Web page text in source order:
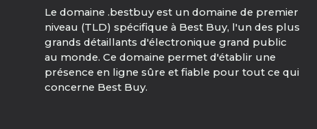
Le domaine .bestbuy est un domaine de premier
niveau (TLD) spécifique à Best Buy, l'un des plus
grands détaillants d'électronique grand public
au monde. Ce domaine permet d'établir une
présence en ligne sûre et fiable pour tout ce qui
concerne Best Buy.